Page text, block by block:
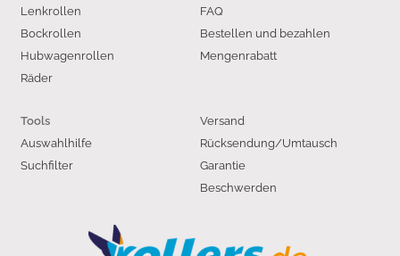
Lenkrollen
Bockrollen
Hubwagenrollen
Räder
FAQ
Bestellen und bezahlen
Mengenrabatt
Versand
Rücksendung/Umtausch
Garantie
Beschwerden
Tools
Auswahlhilfe
Suchfilter